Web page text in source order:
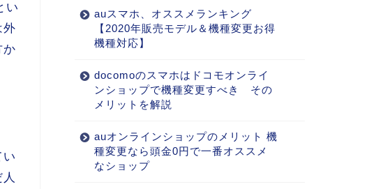
い
外
か
auスマホ、オススメランキング
【2020年販売モデル＆機種変更お得
機種対応】
docomoのスマホはドコモオンライ
ンショップで機種変更すべき その
メリットを解説
auオンラインショップのメリット 機
種変更なら頭金0円で一番オススメ
なショップ